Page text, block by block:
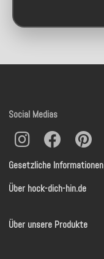
Gesetzliche Informationen
Über hock-dich-hin.de
Über unsere Produkte
Social Medias